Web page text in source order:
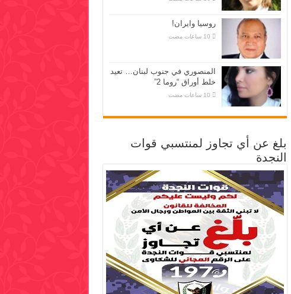
روسيا وايران!
المنصوري في جنوب لبنان… تعيد
خلط أوراق “روما 2”
بلغ عن أي تجاوز لمنتسبي قوات
النجدة